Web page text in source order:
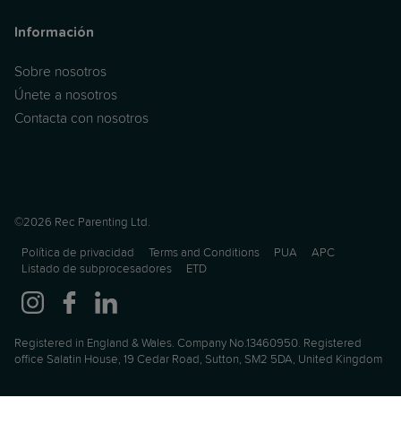
Información
Sobre nosotros
Únete a nosotros
Contacta con nosotros
©2026 Rec Parenting Ltd.
Política de privacidad Terms and Conditions PUA
APC
Listado de subprocesadores
ETD
Registered in England & Wales. Company No.13460950. Registered
office Salatin House, 19 Cedar Road, Sutton, SM2 5DA, United Kingdom